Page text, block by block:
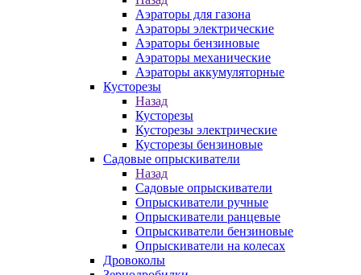
Аэраторы для газона
Аэраторы электрические
Аэраторы бензиновые
Аэраторы механические
Аэраторы аккумуляторные
Кусторезы
Назад
Кусторезы
Кусторезы электрические
Кусторезы бензиновые
Садовые опрыскиватели
Назад
Садовые опрыскиватели
Опрыскиватели ручные
Опрыскиватели ранцевые
Опрыскиватели бензиновые
Опрыскиватели на колесах
Дровоколы